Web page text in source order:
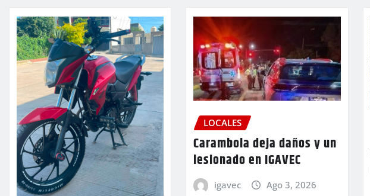
LOCALES
Carambola deja daños y un
lesionado en IGAVEC
igavec Ago 3, 2026